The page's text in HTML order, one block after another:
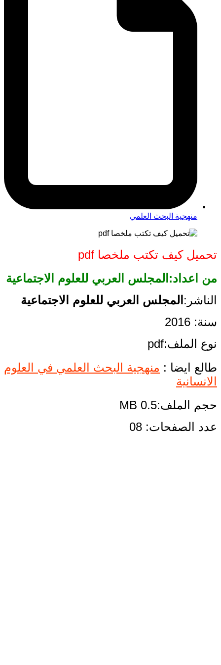
منهجية البحث العلمي
تحميل كيف تكتب ملخصا pdf
من اعداد:المجلس العربي للعلوم الاجتماعية
الناشر: المجلس العربي للعلوم الاجتماعية
سنة: 2016
نوع الملف:pdf
طالع ايضا : منهجية البحث العلمي في العلوم
الانسانية
حجم الملف:0.5 MB
عدد الصفحات: 08